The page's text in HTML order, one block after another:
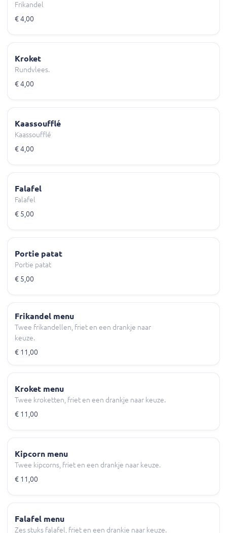
Frikandel
€ 4,00
Kroket
Rundvlees.
€ 4,00
Kaassoufflé
Kaassoufflé
€ 4,00
Falafel
Falafel
€ 5,00
Portie patat
Portie patat
€ 5,00
Frikandel menu
Twee frikandellen, friet en een drankje naar
keuze.
€ 11,00
Kroket menu
Twee kroketten, friet en een drankje naar keuze.
€ 11,00
Kipcorn menu
Twee kipcorns, friet en een drankje naar keuze.
€ 11,00
Falafel menu
Zes stuks falafel, friet en een drankje naar keuze.